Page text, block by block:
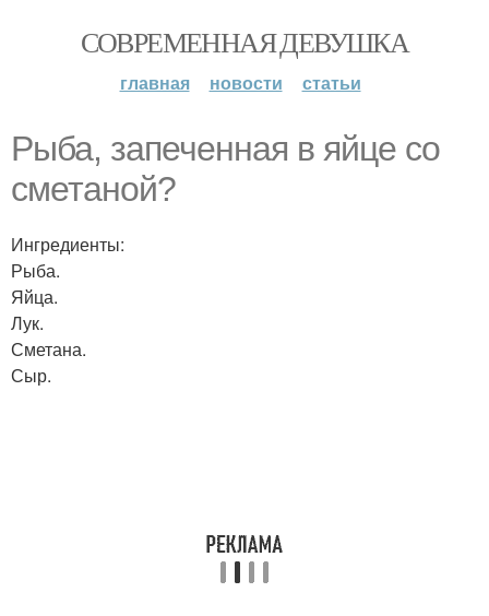
СОВРЕМЕННАЯ ДЕВУШКА
главная новости статьи
Рыба, запеченная в яйце со
сметаной?
Ингредиенты:
Рыба.
Яйца.
Лук.
Сметана.
Сыр.